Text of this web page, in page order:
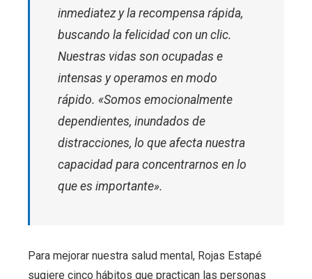
inmediatez y la recompensa rápida,
buscando la felicidad con un clic.
Nuestras vidas son ocupadas e
intensas y operamos en modo
rápido. «Somos emocionalmente
dependientes, inundados de
distracciones, lo que afecta nuestra
capacidad para concentrarnos en lo
que es importante».
Para mejorar nuestra salud mental, Rojas Estapé
sugiere cinco hábitos que practican las personas